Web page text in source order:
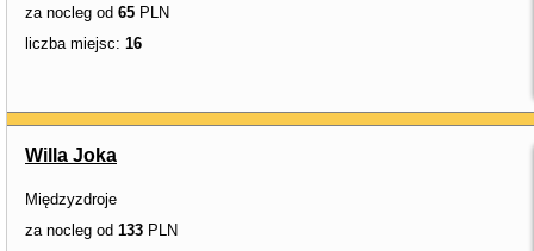
za nocleg od 65 PLN
liczba miejsc: 16
Willa Joka
Międzyzdroje
za nocleg od 133 PLN